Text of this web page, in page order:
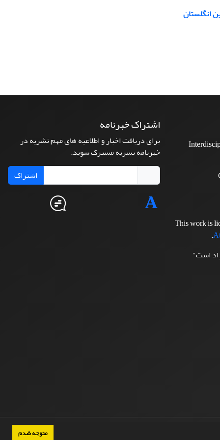
متوجه شدم
انگلستان
This work is
.
است"
اشتراک خبرنامه
برای دریافت اخبار و اطلاعیه های مهم نشریه در
خبرنامه نشریه مشترک شوید.
اشتراک